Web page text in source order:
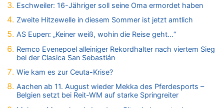
AS Eupen: „Keiner weiß, wohin die Reise geht…“
08.08.2026 - 09:02 von Detlef zu
In Belgien missachten zwei von drei Autofahrern das
Tempolimit in 30er-Zonen – Untersuchung von Vias
08.08.2026 - 08:50 von Mungo zu
08.08.2026 - 08:45 von besserwisser zu
Eschweiler: 16-Jähriger soll seine Oma ermordet haben
Zweite Hitzewelle in diesem Sommer ist jetzt amtlich
AS Eupen: „Keiner weiß, wohin die Reise geht…“
Remco Evenepoel alleiniger Rekordhalter nach viertem Sieg
bei der Clasica San Sebastián
Wie kam es zur Ceuta-Krise?
Aachen ab 11. August wieder Mekka des Pferdesports –
Belgien setzt bei Reit-WM auf starke Springreiter